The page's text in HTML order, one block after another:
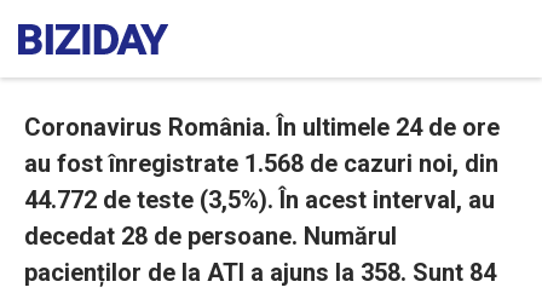
Coronavirus România. În ultimele 24 de ore
au fost înregistrate 1.568 de cazuri noi, din
44.772 de teste (3,5%). În acest interval, au
decedat 28 de persoane. Numărul
pacienților de la ATI a ajuns la 358. Sunt 84